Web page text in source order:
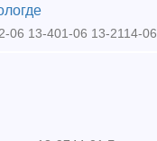
06 13-401-06 13-2114-06